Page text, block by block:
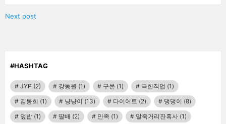
Next post
#HASHTAG
JYP (2) 강동원 (1) 구몬 (1) 극한직업 (1)
김동희 (1) 냥냥이 (13) 다이어트 (2) 댕댕이 (8)
덮밥 (1) 딸배 (2) 만족 (1) 말죽거리잔혹사 (1)